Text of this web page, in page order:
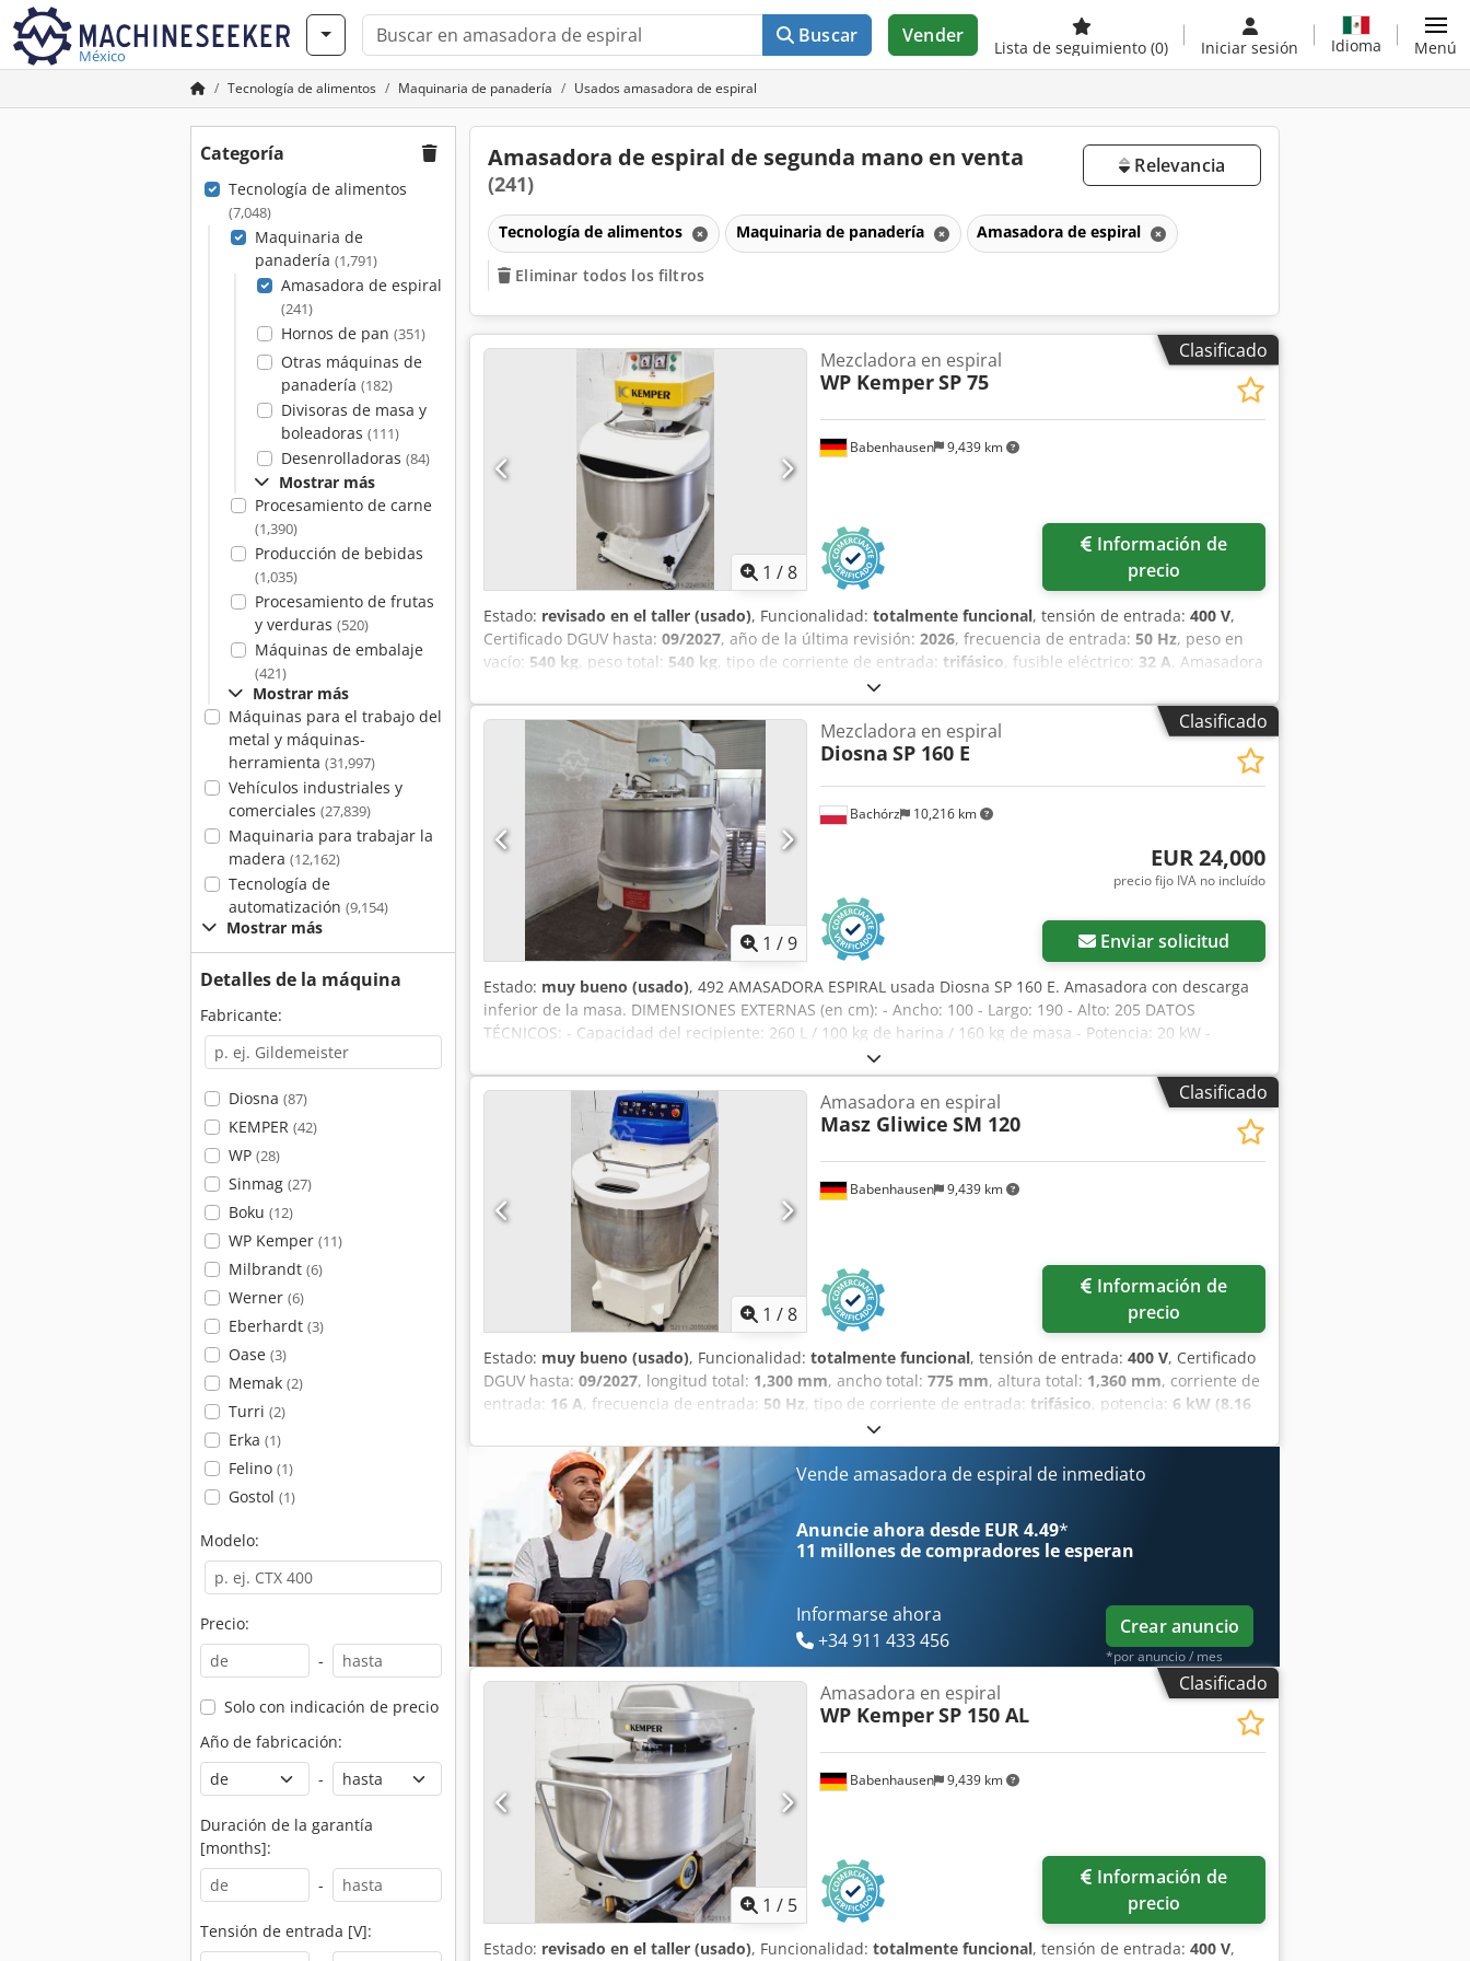
México
Buscar Vender
Lista de seguimiento (0) Iniciar sesión Idioma Menú
Tecnología de alimentos Maquinaria de panadería Usados amasadora de espiral
Categoría
Tecnología de alimentos
(7,048)
Maquinaria de
panadería (1,791)
Amasadora de espiral
(241)
Hornos de pan (351)
Otras máquinas de
panadería (182)
Divisoras de masa y
boleadoras (111)
Desenrolladoras (84)
Mostrar más
Procesamiento de carne
(1,390)
Producción de bebidas
(1,035)
Procesamiento de frutas
y verduras (520)
Máquinas de embalaje
(421)
Mostrar más
Máquinas para el trabajo del
metal y máquinas-
herramienta (31,997)
Vehículos industriales y
comerciales (27,839)
Maquinaria para trabajar la
madera (12,162)
Tecnología de
automatización (9,154)
Mostrar más
Detalles de la máquina
Fabricante:
Diosna (87)
KEMPER (42)
WP (28)
Sinmag (27)
Boku (12)
WP Kemper (11)
Milbrandt (6)
Werner (6)
Eberhardt (3)
Oase (3)
Memak (2)
Turri (2)
Erka (1)
Felino (1)
Gostol (1)
Modelo:
Precio:
-
Solo con indicación de precio
Año de fabricación:
-
Duración de la garantía
[months]:
-
Tensión de entrada [V]:
Amasadora de espiral de segunda mano en venta
(241)
Relevancia
Tecnología de alimentos Maquinaria de panadería Amasadora de espiral
Eliminar todos los filtros
Clasificado
1 /8
Babenhausen 9,439 km
Mezcladora en espiral
WP KemperSP 75
precio
Estado: revisado en el taller (usado), Funcionalidad: totalmente funcional, tensión de entrada: 400 V,
Certificado DGUV hasta: 09/2027, año de la última revisión: 2026, frecuencia de entrada: 50 Hz, peso en
vacío: 540 kg, peso total: 540 kg, tipo de corriente de entrada: trifásico, fusible eléctrico: 32 A, Amasadora
espiral Kemper SP 75 L ¡Una amasadora probada y fiable para sus masas! 2 temporizadores Djdpjzrrqvofx
Adweck Amasadora espiral con 2 velocidades Cuba y espiral de acero inoxidable para un máximo de 120
kg de masa Conexión: 400 V ¡Mecanismo robusto! Amasadora usada, reacondicionada con garantía +
servicio de piezas de repuesto ¡Calidad de un taller especializado! ¡Aproveche más de 35 años de
experiencia! Opcional: Contrato de mantenimiento Caja de piezas de repuesto para mayor seguridad
¡Nuestros paquetes de servicio marcan la diferencia! Servicio de entrega Instrucciones y puesta en
marcha ¡Visítenos!
Clasificado
1 /9
Bachórz 10,216 km
Mezcladora en espiral
Diosna SP 160 E
EUR 24,000
precio fijo IVA no incluído
Enviar solicitud
Estado: muy bueno (usado), 492 AMASADORA ESPIRAL usada Diosna SP 160 E. Amasadora con descarga
inferior de la masa. DIMENSIONES EXTERNAS (en cm): - Ancho: 100 - Largo: 190 - Alto: 205 DATOS
TÉCNICOS: - Capacidad del recipiente: 260 L / 100 kg de harina / 160 kg de masa - Potencia: 20 kW -
Alimentación: 3×400 V / 50 Hz - Peso: 1700 kg Dcodpfx Adszrn Eijwok El precio indicado es el precio neto.
Opciones disponibles con coste adicional: transporte del equipo. HABLAMOS INGLÉS, ALEMÁN, FRANCÉS,
RUSO Y UCRANIANO.
Clasificado
1 /8
Babenhausen 9,439 km
Amasadora en espiral
Masz Gliwice SM 120
precio
Estado: muy bueno (usado), Funcionalidad: totalmente funcional, tensión de entrada: 400 V, Certificado
DGUV hasta: 09/2027, longitud total: 1,300 mm, ancho total: 775 mm, altura total: 1,360 mm, corriente de
entrada: 16 A, frecuencia de entrada: 50 Hz, tipo de corriente de entrada: trifásico, potencia: 6 kW (8.16
, AMASADORA ESPIRAL TOP Masz SM 120 Amasadora con tecnología avanzada y
muy robusta. Fácil de manejar. Amasadora con 2 temporizadores. Iluminación de la cuba y botón de
parada de emergencia. Campana para evitar el polvo de harina y indicador de temperatura. Cuba y
espiral de acero inoxidable. La máquina es móvil. Solo nosotros ofrecemos la certificación DGUV V3.
Conexión de 400 V, enchufe CEE de 16 A. Dimensiones: 775 x 1300 x 1360/1800 mm (ancho x profundidad
x alto). Máquina usada. Con garantía y servicio de piezas de repuesto. Opciones: Servicio de entrega.
Paquete de servicio. Contrato de mantenimiento. Caja de piezas de repuesto para mayor seguridad.
Djdpfx Ajxxgmxsdwjck Instrucciones y puesta en marcha. ¡Tenemos muchas más amasadoras espirales en
stock!
Vende amasadora de espiral de inmediato
Anuncie ahora desde EUR 4.49*
11 millones de compradores le esperan
Informarse ahora
+34 911 433 456
Crear anuncio
*por anuncio / mes
Clasificado
1 / 5
Babenhausen 9,439 km
Amasadora en espiral
WP KemperSP 150 AL
precio
Estado: revisado en el taller (usado), Funcionalidad: totalmente funcional, tensión de entrada: 400 V,